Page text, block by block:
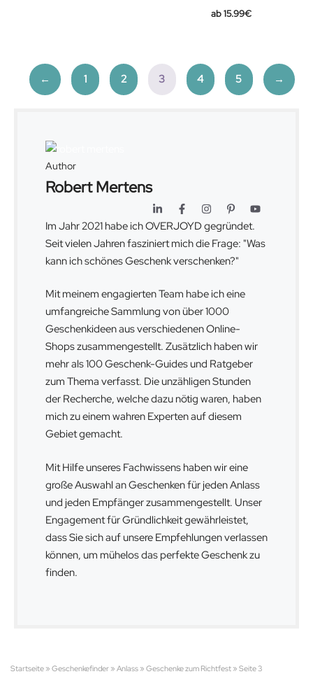
15.99€
← 1 2 3 4 5 →
Author
Robert Mertens
Im Jahr 2021 habe ich OVERJOYD gegründet.
Seit vielen Jahren fasziniert mich die Frage: "Was
kann ich schönes Geschenk verschenken?"
Mit meinem engagierten Team habe ich eine
umfangreiche Sammlung von über 1000
Geschenkideen aus verschiedenen Online-
Shops zusammengestellt. Zusätzlich haben wir
mehr als 100 Geschenk-Guides und Ratgeber
zum Thema verfasst. Die unzähligen Stunden
der Recherche, welche dazu nötig waren, haben
mich zu einem wahren Experten auf diesem
Gebiet gemacht.
Mit Hilfe unseres Fachwissens haben wir eine
große Auswahl an Geschenken für jeden Anlass
und jeden Empfänger zusammengestellt. Unser
Engagement für Gründlichkeit gewährleistet,
dass Sie sich auf unsere Empfehlungen verlassen
können, um mühelos das perfekte Geschenk zu
finden.
Startseite » Geschenkefinder » Anlass » Geschenke zum Richtfest » Seite 3